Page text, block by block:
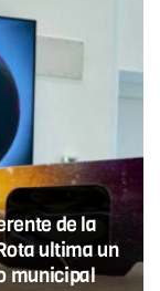
de la
ultima un
municipal